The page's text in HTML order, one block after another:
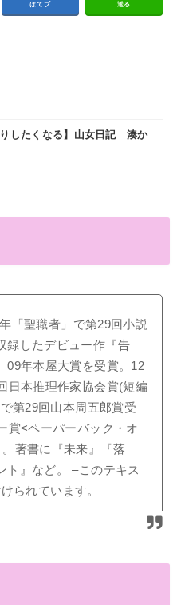
はてブ 送る
りしたくなる】山女日記 湊か
「聖職者」で第29回小説
録したデビュー作『告
09年本屋大賞を受賞。12
日本推理作家協会賞(短編
第29回山本周五郎賞受
賞<ペーパーバック・オ
著書に『未来』『落
ト』など。 –このテキス
られています。